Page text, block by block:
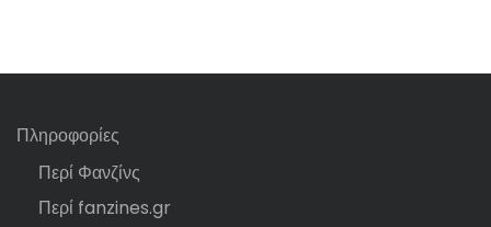
Πληροφορίες
Περί Φανζίνς
Περί fanzines.gr